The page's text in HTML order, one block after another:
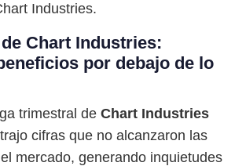
Industries.
Chart Industries:
por debajo de lo
trimestral de Chart Industries
trajo cifras que no alcanzaron las
mercado, generando inquietudes